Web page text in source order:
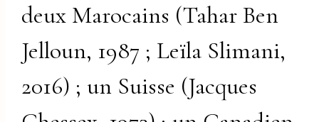
deux Marocains (Tahar Ben
Jelloun, 1987 ; Leïla Slimani,
2016) ; un Suisse (Jacques